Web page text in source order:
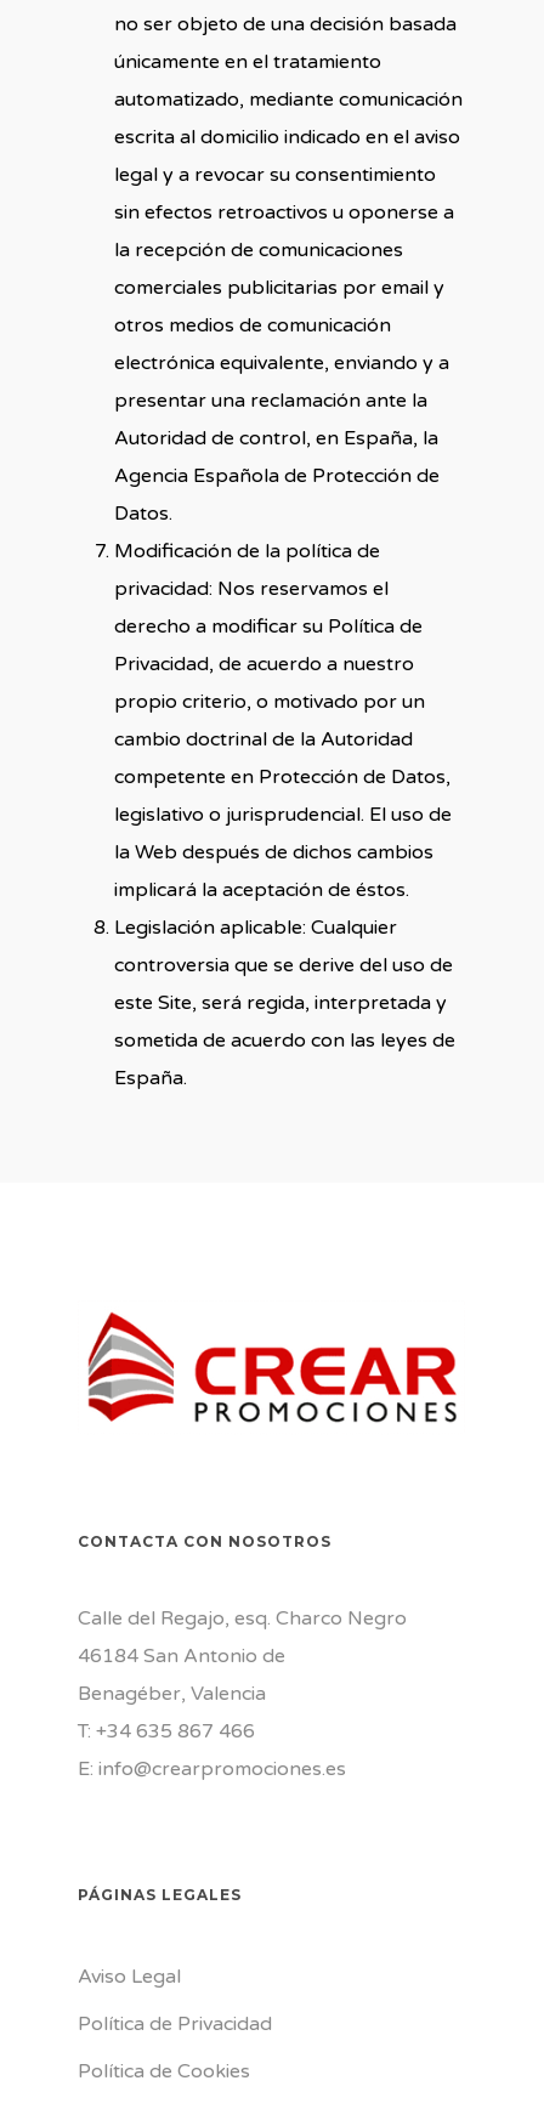
no ser objeto de una decisión basada
únicamente en el tratamiento
automatizado, mediante comunicación
escrita al domicilio indicado en el aviso
legal y a revocar su consentimiento
sin efectos retroactivos u oponerse a
la recepción de comunicaciones
comerciales publicitarias por email y
otros medios de comunicación
electrónica equivalente, enviando y a
presentar una reclamación ante la
Autoridad de control, en España, la
Agencia Española de Protección de
Datos.
Modificación de la política de
privacidad: Nos reservamos el
derecho a modificar su Política de
Privacidad, de acuerdo a nuestro
propio criterio, o motivado por un
cambio doctrinal de la Autoridad
competente en Protección de Datos,
legislativo o jurisprudencial. El uso de
la Web después de dichos cambios
implicará la aceptación de éstos.
Legislación aplicable: Cualquier
controversia que se derive del uso de
este Site, será regida, interpretada y
sometida de acuerdo con las leyes de
España.
CONTACTA CON NOSOTROS
Calle del Regajo, esq. Charco Negro
46184 San Antonio de
Benagéber, Valencia
T: +34 635 867 466
E: info@crearpromociones.es
PÁGINAS LEGALES
Aviso Legal
Política de Privacidad
Política de Cookies